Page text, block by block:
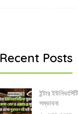
Recent Posts
ইন্টার
সম্ভাবনা